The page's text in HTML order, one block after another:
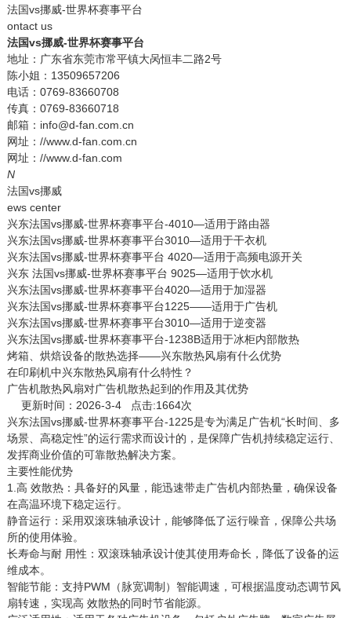
法国vs挪威-世界杯赛事平台
ontact us
法国vs挪威-世界杯赛事平台
地址：广东省东莞市常平镇大呙恒丰二路2号
陈小姐：13509657206
电话：0769-83660708
传真：0769-83660718
邮箱：info@d-fan.com.cn
网址：//www.d-fan.com.cn
网址：//www.d-fan.com
N
法国vs挪威
ews center
兴东法国vs挪威-世界杯赛事平台-4010—适用于路由器
兴东法国vs挪威-世界杯赛事平台3010—适用于干衣机
兴东法国vs挪威-世界杯赛事平台 4020—适用于高频电源开关
兴东 法国vs挪威-世界杯赛事平台 9025—适用于饮水机
兴东法国vs挪威-世界杯赛事平台4020—适用于加湿器
兴东法国vs挪威-世界杯赛事平台1225——适用于广告机
兴东法国vs挪威-世界杯赛事平台3010—适用于逆变器
兴东法国vs挪威-世界杯赛事平台-1238B适用于冰柜内部散热
烤箱、烘焙设备的散热选择——兴东散热风扇有什么优势
在印刷机中兴东散热风扇有什么特性？
广告机散热风扇对广告机散热起到的作用及其优势
更新时间：2026-3-4 点击:1664次
兴东法国vs挪威-世界杯赛事平台-1225是专为满足广告机“长时间、多
场景、高稳定性”的运行需求而设计的，是保障广告机持续稳定运行、
发挥商业价值的可靠散热解决方案。
主要性能优势
1.高 效散热：具备好的风量，能迅速带走广告机内部热量，确保设备
在高温环境下稳定运行。
静音运行：采用双滚珠轴承设计，能够降低了运行噪音，保障公共场
所的使用体验。
长寿命与耐 用性：双滚珠轴承设计使其使用寿命长，降低了设备的运
维成本。
智能节能：支持PWM（脉宽调制）智能调速，可根据温度动态调节风
扇转速，实现高 效散热的同时节省能源。